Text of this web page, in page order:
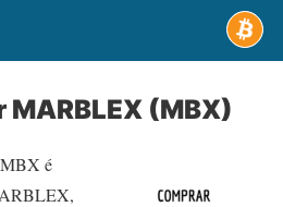
(MBX)
MBX é